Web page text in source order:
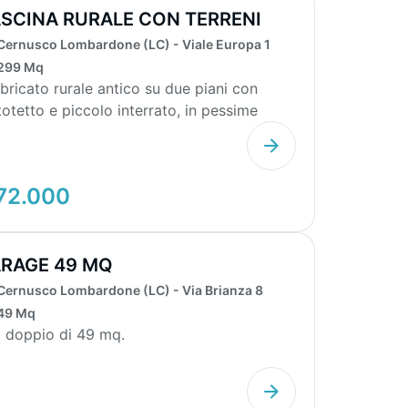
RURALE CON TERRENI
28.8...
Lombardone (LC) - Viale Europa 1
Mq
rurale antico su due piani con
e piccolo interrato, in pessime
49 MQ
Lombardone (LC) - Via Brianza 8
Mq
doppio di 49 mq.